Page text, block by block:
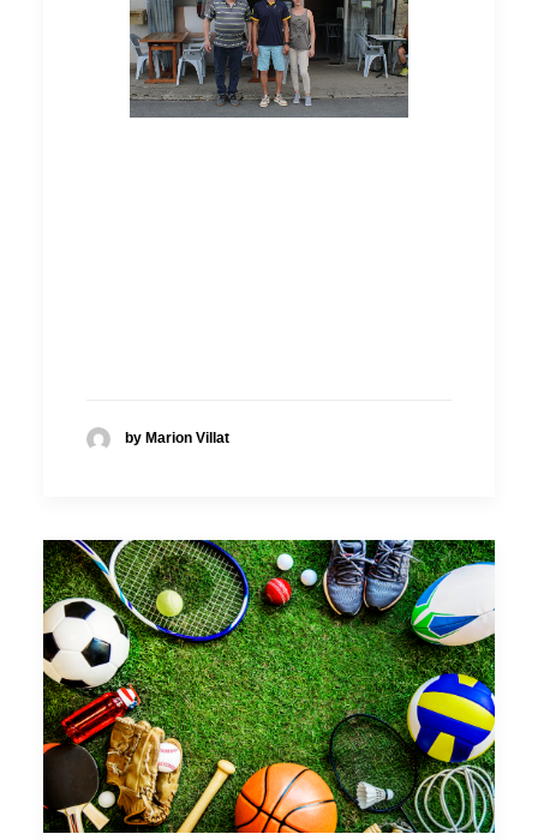
by Marion Villat